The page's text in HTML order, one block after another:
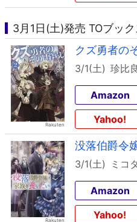
3月1日(土)発売 TOブッ
クズ勇者の
3/1(土) 珍比良
Amazon
Yahoo!
没落伯爵令
3/1(土) ミコ
Amazon
Yahoo!